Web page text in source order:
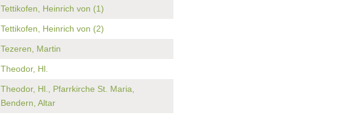
Tettikofen, Heinrich von (1)
Tettikofen, Heinrich von (2)
Tezeren, Martin
Theodor, Hl.
Theodor, Hl., Pfarrkirche St. Maria,
Bendern, Altar